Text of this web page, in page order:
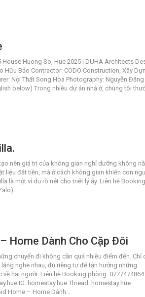
House Huong So, Hue 2025 | DUHA Architects
Hữu Bảo Contractor: CODO Construction, Xây
Nội Thất Song Hòa Photography: Nguyễn Đăng
below) Trong nhiều dự án nhà ở, chúng tôi
nên giá trị của không gian nghỉ dưỡng không
liệu đắt tiền, mà ở cách không gian khiến con
là một ví dụ rõ nét cho triết lý ấy. Liên hệ Booking
Home Dành Cho Cặp Đôi
chuyến đi không cần quá nhiều điểm đến. Chỉ
nghe nhau, đủ riêng tư để tận hưởng những
về hai người. Liên hệ Booking phòng: 0777474864
IG: homestay.hue Thread: homestay.hue
Home – Home Dành...